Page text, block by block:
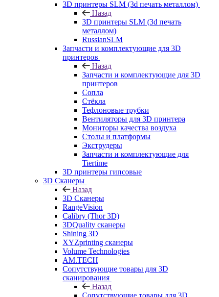
3D принтеры SLM (3d печать металлом)
Назад
3D принтеры SLM (3d печать
металлом)
RussianSLM
Запчасти и комплектующие для 3D
принтеров
Назад
Запчасти и комплектующие для 3D
принтеров
Сопла
Cтёкла
Тефлоновые трубки
Вентиляторы для 3D принтера
Мониторы качества воздуха
Столы и платформы
Экструдеры
Запчасти и комплектующие для
Tiertime
3D принтеры гипсовые
3D Сканеры
Назад
3D Сканеры
RangeVision
Calibry (Thor 3D)
3DQuality сканеры
Shining 3D
XYZprinting сканеры
Volume Technologies
AM.TECH
Сопутствующие товары для 3D
сканирования
Назад
Сопутствующие товары для 3D